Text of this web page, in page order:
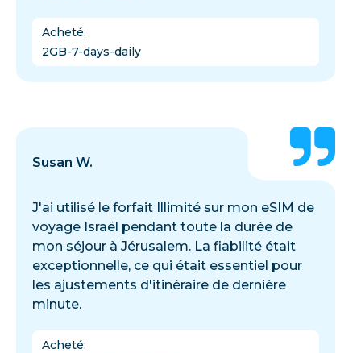
Acheté:
2GB-7-days-daily
Susan W.
J'ai utilisé le forfait Illimité sur mon eSIM de
voyage Israël pendant toute la durée de
mon séjour à Jérusalem. La fiabilité était
exceptionnelle, ce qui était essentiel pour
les ajustements d'itinéraire de dernière
minute.
Acheté: